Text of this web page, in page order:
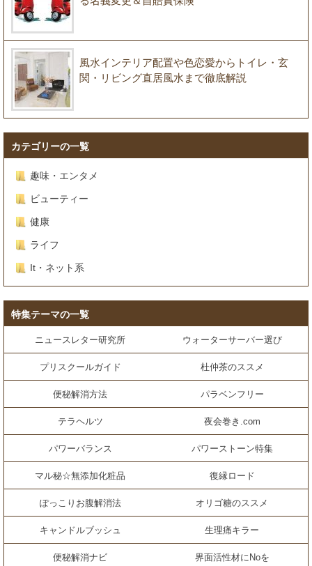
風水インテリア配置や色恋愛からトイレ・玄
関・リビング直居風水まで徹底解説
カテゴリーの一覧
趣味・エンタメ
ビューティー
健康
ライフ
It・ネット系
特集テーマの一覧
ニュースレター研究所 ウォーターサーバー選び
プリスクールガイド 杜仲茶のススメ
便秘解消方法 パラベンフリー
テラヘルツ 夜会巻き.com
パワーバランス パワーストーン特集
マル秘☆無添加化粧品 復縁ロード
ぽっこりお腹解消法 オリゴ糖のススメ
キャンドルブッシュ 生理痛キラー
便秘解消ナビ 界面活性材にNoを